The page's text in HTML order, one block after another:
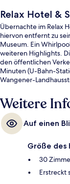
Relax Hotel &
Übernachte im Relax
hiervon entfernt zu
Museum. Ein
weiteren Highlights.
den öffentlichen
Minuten (U-Bahn-
Wangener-
Weitere
Auf einen
Größe des
30
Erstreckt